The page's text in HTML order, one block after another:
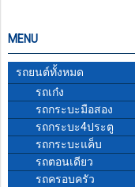
MENU
รถยนต์ทั้งหมด
รถเก๋ง
รถกระบะมือสอง
รถกระบะ4ประตู
รถกระบะแค็บ
รถตอนเดียว
รถครอบครัว